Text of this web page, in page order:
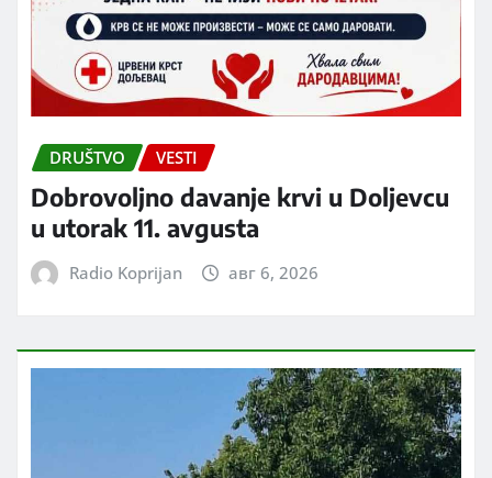
DRUŠTVO VESTI
Dobrovoljno davanje krvi u Doljevcu
u utorak 11. avgusta
Radio Koprijan авг 6, 2026